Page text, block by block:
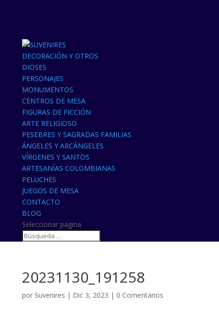
DECORACIÓN Y OTROS
DIOSES
PERSONAJES
MONUMENTOS
CENTROS DE MESA
FIGURAS DE FICCIÓN
ARTE RELIGIOSO
PESEBRES Y SAGRADAS FAMILIAS
ÁNGELES Y ARCÁNGELES
VÍRGENES Y SANTOS
ARTESANÍAS COLOMBIANAS
PELUCHES
JUEGOS DE MESA
CONTACTO
BLOG
Seleccionar página
20231130_191258
por Suvenires | Dic 3, 2023 | 0 Comentarios